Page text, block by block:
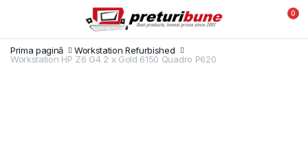
0
Prima pagină
Workstation Refurbished
Workstation HP Z6 G4 2 x Gold 6150 Quadro P620